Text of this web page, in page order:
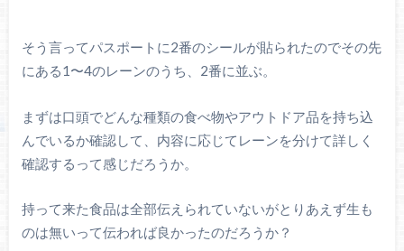
そう言ってパスポートに2番のシールが貼られたのでその先
にある1〜4のレーンのうち、2番に並ぶ。
まずは口頭でどんな種類の食べ物やアウトドア品を持ち込
んでいるか確認して、内容に応じてレーンを分けて詳しく
確認するって感じだろうか。
持って来た食品は全部伝えられていないがとりあえず生も
のは無いって伝われば良かったのだろうか？